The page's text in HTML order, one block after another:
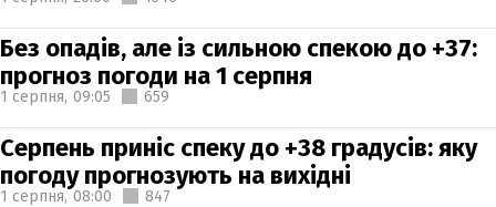
Без опадів, але із сильною спекою до +37:
прогноз погоди на 1 серпня
1 серпня, 09:05 659
Серпень приніс спеку до +38 градусів: яку
погоду прогнозують на вихідні
1 серпня, 08:00 847